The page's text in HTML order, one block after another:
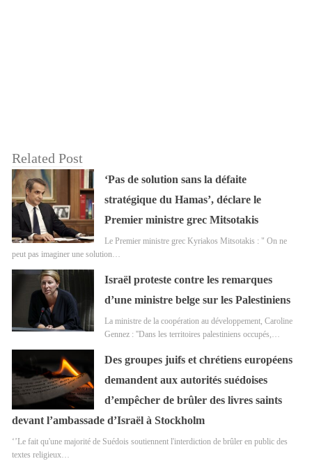
Related Post
‘Pas de solution sans la défaite
stratégique du Hamas’, déclare le
Premier ministre grec Mitsotakis
Le Premier ministre grec Kyriakos Mitsotakis : " On ne
peut pas imaginer une solution…
Israël proteste contre les remarques
d’une ministre belge sur les Palestiniens
La ministre de la coopération au développement, Caroline
Gennez : ''Dans les territoires palestiniens occupés,…
Des groupes juifs et chrétiens européens
demandent aux autorités suédoises
d’empêcher de brûler des livres saints
devant l’ambassade d’Israël à Stockholm
‘’Le fait qu'une majorité de Suédois soutiennent l'interdiction de brûler en public des
textes religieux…